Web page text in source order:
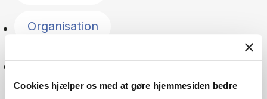
Cookies hjælper os med at gøre hjemmesiden bedre
Organisation
Ledelse